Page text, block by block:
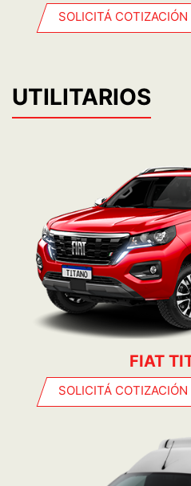
SOLICITÁ COTIZACIÓN
UTILITARIOS
FIAT
SOLICITÁ COTIZACIÓN